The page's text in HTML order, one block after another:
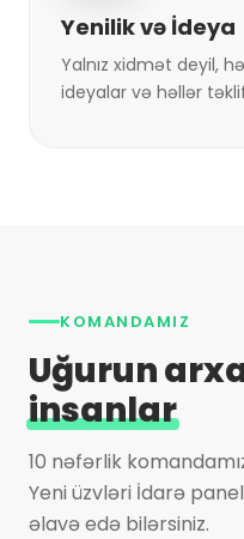
Yenilik və İdeya
Yalnız xidmət deyil,
ideyalar və həllər
KOMANDAMIZ
Uğurun
insanlar
10 nəfərlik
Yeni üzvləri İdarə
əlavə edə bilərsiniz.